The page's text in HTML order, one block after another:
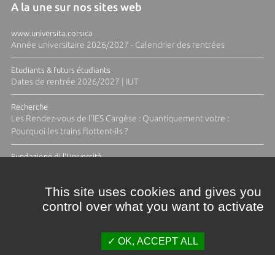
A la une sur nos sites web
www.universita.corsica
Année universitaire 2026/2027 - Calendrier des rentrées
Etudiants & futurs étudiants
Dates de rentrée 2026/2027 | IUT
Recherche
Les Rendez-vous de l'IES Cargèse : Quantiquement votre :
Pourquoi les trains flottent-ils ?
Fundazione di l'Università
This site uses cookies and gives you
control over what you want to activate
OK, ACCEPT ALL